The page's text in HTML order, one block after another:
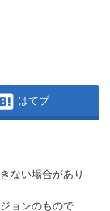
はてブ
ない場合があり
ョンのもので